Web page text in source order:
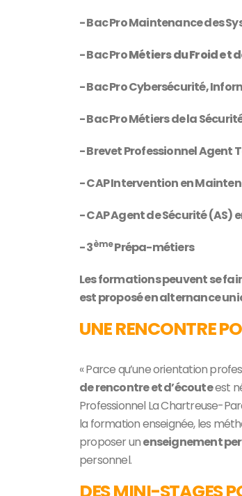
- Bac Pro Maintenance des
- Bac ProMétiers du Froid et
- Bac Pro Cybersécurité,
- Bac Pro Métiers de la
- Brevet Professionnel Agent
- CAP Intervention en
- CAP Agent de Sécurité (AS)
- 3èmePrépa-métiers
Les formations peuvent se
est proposé en alternance
UNE RENCONTRE
« Parce qu’une orientation
de rencontre et d’écouteest
Professionnel La Chartreuse-
la formation enseignée, les
proposer unenseignement
personnel.